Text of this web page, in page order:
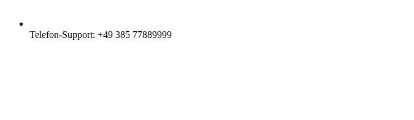
Telefon-Support: +49 385 77889999